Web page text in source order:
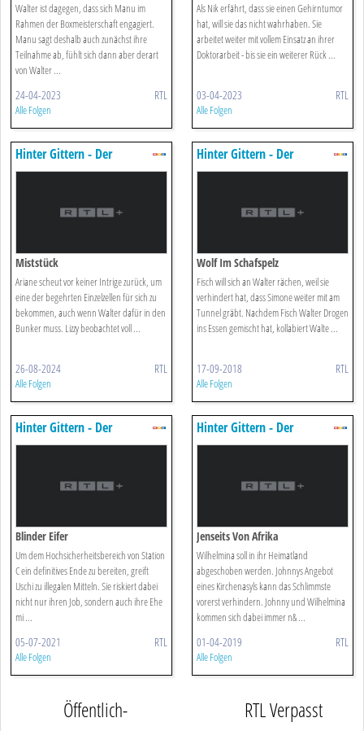
Walter ist dagegen, dass sich Manu im
Rahmen der Boxmeisterschaft engagiert.
Manu sagt deshalb auch zunächst ihre
Teilnahme ab, fühlt sich dann aber derart
von Walter ...
24-04-2023 RTL
Alle Folgen
Als Nik erfährt, dass sie einen Gehirntumor
hat, will sie das nicht wahrhaben. Sie
arbeitet weiter mit vollem Einsatz an ihrer
Doktorarbeit - bis sie ein weiterer Rück ...
03-04-2023 RTL
Alle Folgen
Hinter Gittern - Der
Frauenknast
Miststück
Ariane scheut vor keiner Intrige zurück, um
eine der begehrten Einzelzellen für sich zu
bekommen, auch wenn Walter dafür in den
Bunker muss. Lizzy beobachtet voll ...
26-08-2024 RTL
Alle Folgen
Hinter Gittern - Der
Frauenknast
Wolf Im Schafspelz
Fisch will sich an Walter rächen, weil sie
verhindert hat, dass Simone weiter mit am
Tunnel gräbt. Nachdem Fisch Walter Drogen
ins Essen gemischt hat, kollabiert Walte ...
17-09-2018 RTL
Alle Folgen
Hinter Gittern - Der
Frauenknast
Blinder Eifer
Um dem Hochsicherheitsbereich von Station
C ein definitives Ende zu bereiten, greift
Uschi zu illegalen Mitteln. Sie riskiert dabei
nicht nur ihren Job, sondern auch ihre Ehe
mi ...
05-07-2021 RTL
Alle Folgen
Hinter Gittern - Der
Frauenknast
Jenseits Von Afrika
Wilhelmina soll in ihr Heimatland
abgeschoben werden. Johnnys Angebot
eines Kirchenasyls kann das Schlimmste
vorerst verhindern. Johnny und Wilhelmina
kommen sich dabei immer n& ...
01-04-2019 RTL
Alle Folgen
Öffentlich-
RTL Verpasst